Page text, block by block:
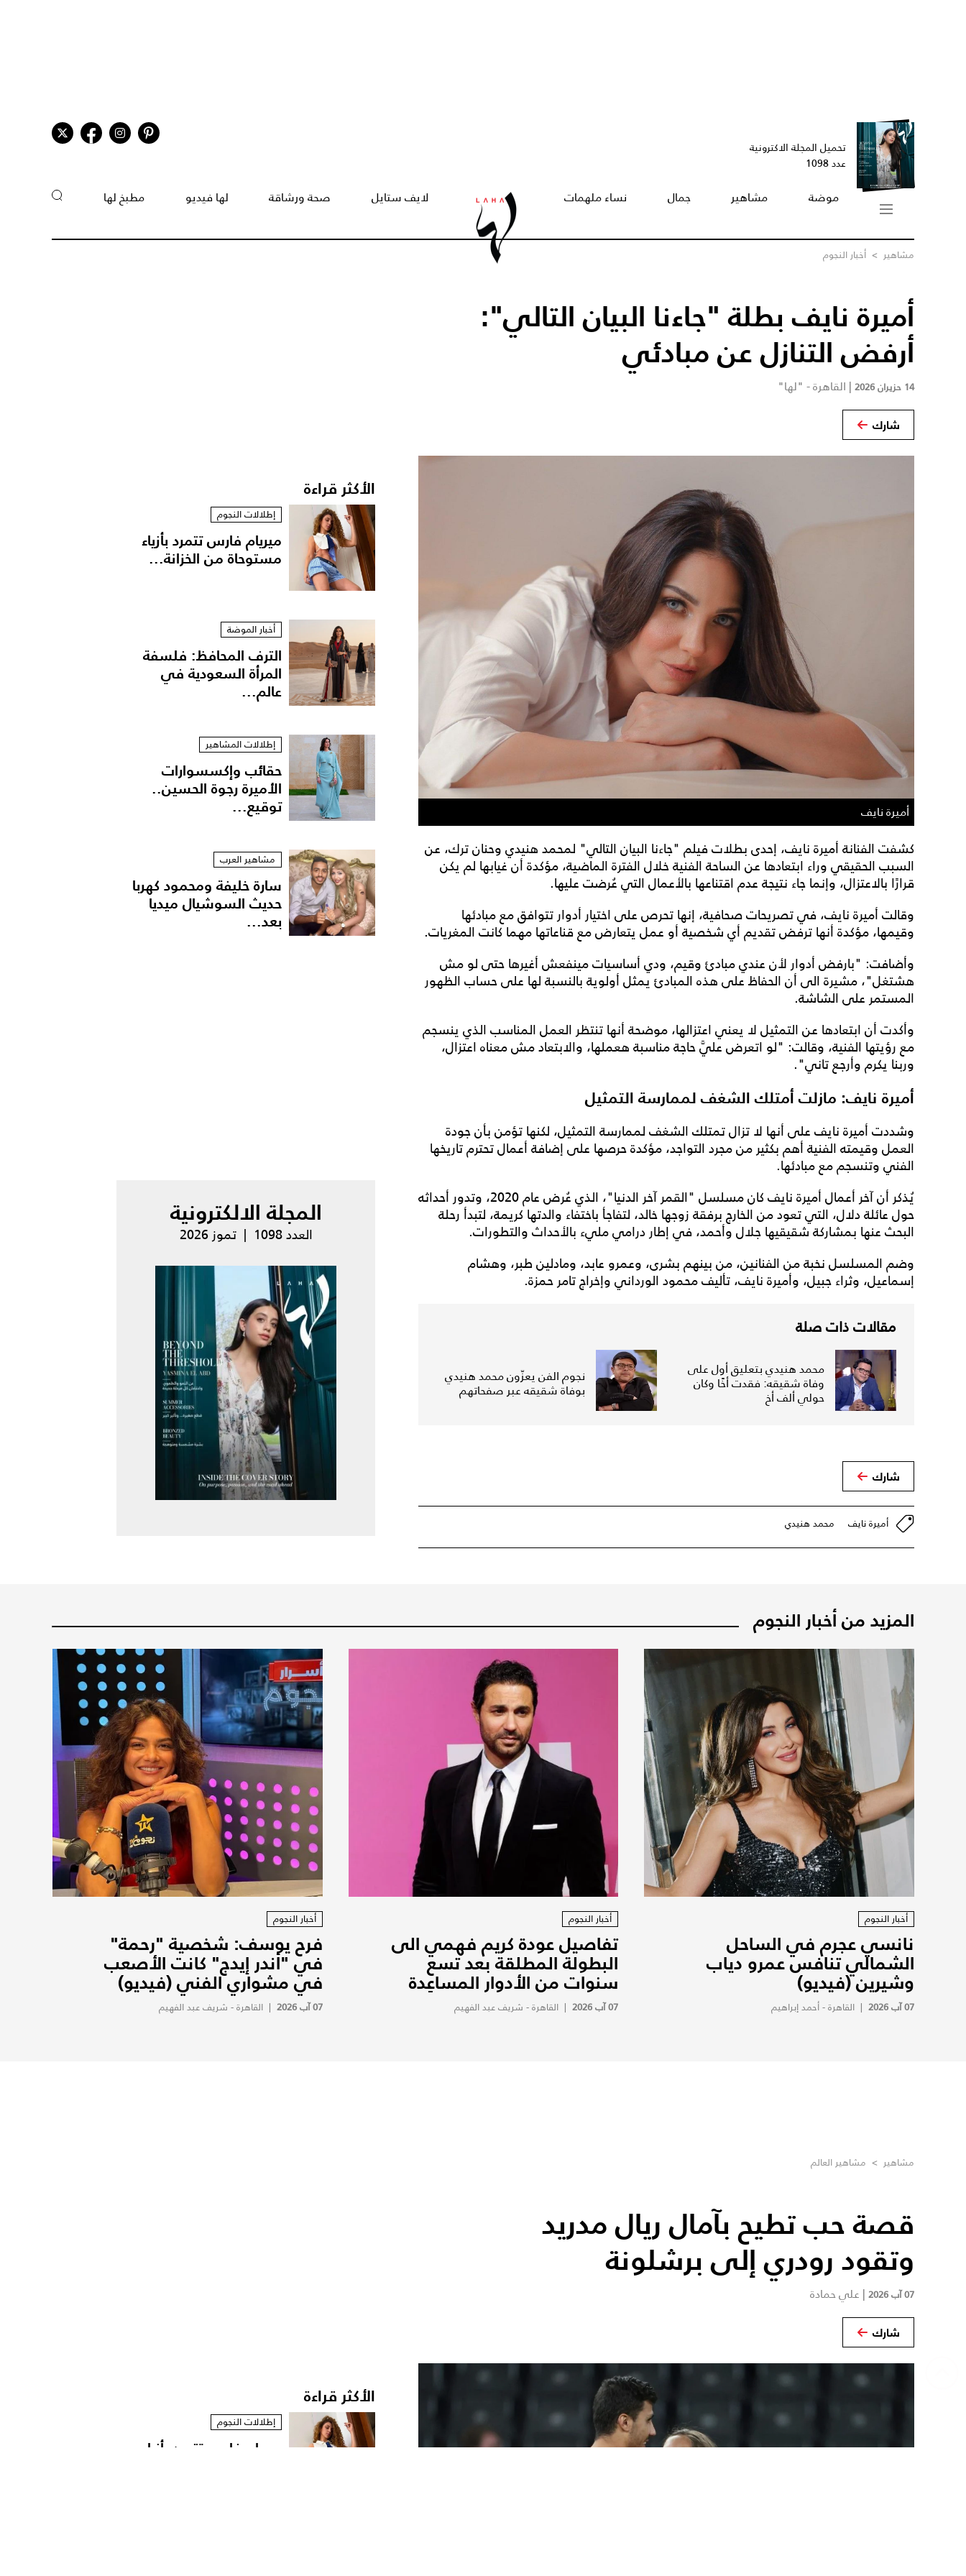
تحميل المجلة الاكترونية
عدد 1098
موضة مشاهير جمال نساء ملهمات لايف ستايل صحة ورشاقة لها فيديو مطبخ لها
مشاهير > أخبار النجوم
أميرة نايف بطلة "جاءنا البيان التالي":
أرفض التنازل عن مبادئي
14 حزيران 2026 | القاهرة - "لها"
شارك
أميرة نايف
كشفت الفنانة أميرة نايف، إحدى بطلات فيلم "جاءنا البيان التالي" لمحمد هنيدي وحنان ترك، عن
السبب الحقيقي وراء ابتعادها عن الساحة الفنية خلال الفترة الماضية، مؤكدة أن غيابها لم يكن
قرارًا بالاعتزال، وإنما جاء نتيجة عدم اقتناعها بالأعمال التي عُرضت عليها.
وقالت أميرة نايف، في تصريحات صحافية، إنها تحرص على اختيار أدوار تتوافق مع مبادئها
وقيمها، مؤكدة أنها ترفض تقديم أي شخصية أو عمل يتعارض مع قناعاتها مهما كانت المغريات.
وأضافت: "بارفض أدوار لأن عندي مبادئ وقيم، ودي أساسيات مينفعش أغيرها حتى لو مش
هشتغل"، مشيرة الى أن الحفاظ على هذه المبادئ يمثل أولوية بالنسبة لها على حساب الظهور
المستمر على الشاشة.
وأكدت أن ابتعادها عن التمثيل لا يعني اعتزالها، موضحة أنها تنتظر العمل المناسب الذي ينسجم
مع رؤيتها الفنية، وقالت: "لو اتعرض عليَّ حاجة مناسبة هعملها، والابتعاد مش معناه اعتزال،
وربنا يكرم وأرجع تاني".
أميرة نايف: مازلت أمتلك الشغف لممارسة التمثيل
وشددت أميرة نايف على أنها لا تزال تمتلك الشغف لممارسة التمثيل، لكنها تؤمن بأن جودة
العمل وقيمته الفنية أهم بكثير من مجرد التواجد، مؤكدة حرصها على إضافة أعمال تحترم تاريخها
الفني وتنسجم مع مبادئها.
يُذكر أن آخر أعمال أميرة نايف كان مسلسل "القمر آخر الدنيا"، الذي عُرض عام 2020، وتدور أحداثه
حول عائلة دلال، التي تعود من الخارج برفقة زوجها خالد، لتفاجأ باختفاء والدتها كريمة، لتبدأ رحلة
البحث عنها بمشاركة شقيقيها جلال وأحمد، في إطار درامي مليء بالأحداث والتطورات.
وضم المسلسل نخبة من الفنانين، من بينهم بشرى، وعمرو عابد، ومادلين طبر، وهشام
إسماعيل، وثراء جبيل، وأميرة نايف، تأليف محمود الورداني وإخراج تامر حمزة.
مقالات ذات صلة
محمد هنيدي بتعليق أول على
وفاة شقيقه: فقدت أخًا وكان
حولي ألف أخ
نجوم الفن يعزّون محمد هنيدي
بوفاة شقيقه عبر صفحاتهم
شارك
أميرة نايف محمد هنيدي
الأكثر قراءة
إطلالات النجوم
ميريام فارس تتمرد بأزياء
مستوحاة من الخزانة...
أخبار الموضة
الترف المحافظ: فلسفة
المرأة السعودية في
عالم...
إطلالات المشاهير
حقائب وإكسسوارات
الأميرة رجوة الحسين..
توقيع...
مشاهير العرب
سارة خليفة ومحمود كهربا
حديث السوشيال ميديا
بعد...
المجلة الالكترونية
العدد 1098 | تموز 2026
المزيد من أخبار النجوم
أخبار النجوم
نانسي عجرم في الساحل
الشمالي تنافس عمرو دياب
وشيرين (فيديو)
07 آب 2026 | القاهرة - أحمد إبراهيم
أخبار النجوم
تفاصيل عودة كريم فهمي الى
البطولة المطلقة بعد تسع
سنوات من الأدوار المساعِدة
07 آب 2026 | القاهرة - شريف عبد الفهيم
أخبار النجوم
فرح يوسف: شخصية "رحمة"
في "أندر إيدج" كانت الأصعب
في مشواري الفني (فيديو)
07 آب 2026 |القاهرة - شريف عبد الفهيم
مشاهير > مشاهير العالم
قصة حب تطيح بآمال ريال مدريد
وتقود رودري إلى برشلونة
07 آب 2026 | علي حمادة
شارك
الأكثر قراءة
إطلالات النجوم
ميريام فارس تتمرد بأزياء